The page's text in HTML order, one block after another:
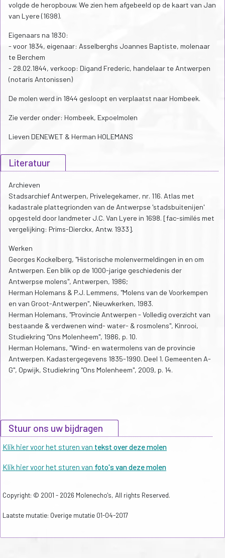
volgde de heropbouw. We zien hem afgebeeld op de kaart van Jan
van Lyere (1698).
Eigenaars na 1830:
- voor 1834, eigenaar: Asselberghs Joannes Baptiste, molenaar
te Berchem
- 28.02.1844, verkoop: Digand Frederic, handelaar te Antwerpen
(notaris Antonissen)
De molen werd in 1844 gesloopt en verplaatst naar Hombeek.
Zie verder onder: Hombeek, Expoelmolen
Lieven DENEWET & Herman HOLEMANS
Literatuur
Archieven
Stadsarchief Antwerpen, Privelegekamer, nr. 116. Atlas met
kadastrale plattegrionden van de Antwerpse 'stadsbuitenijen'
opgesteld door landmeter J.C. Van Lyere in 1698. [fac-similés met
vergelijking: Prims-Dierckx, Antw. 1933].
Werken
Georges Kockelberg, "Historische molenvermeldingen in en om
Antwerpen. Een blik op de 1000-jarige geschiedenis der
Antwerpse molens", Antwerpen, 1986;
Herman Holemans & P.J. Lemmens, "Molens van de Voorkempen
en van Groot-Antwerpen", Nieuwkerken, 1983.
Herman Holemans, "Provincie Antwerpen - Volledig overzicht van
bestaande & verdwenen wind- water- & rosmolens", Kinrooi,
Studiekring "Ons Molenheem", 1986, p. 10.
Herman Holemans, "Wind- en watermolens van de provincie
Antwerpen. Kadastergegevens 1835-1990. Deel 1. Gemeenten A-
G", Opwijk, Studiekring "Ons Molenheem", 2009, p. 14.
Stuur ons uw bijdragen
Klik hier voor het sturen van tekst over deze molen
Klik hier voor het sturen van foto's van deze molen
Copyright: © 2001 - 2026 Molenecho's, All rights Reserved.
Laatste mutatie: Overige mutatie 01-04-2017